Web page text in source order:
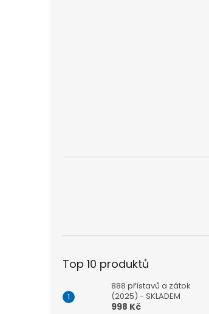
Top 10 produktů
888 přístavů a zátok
(2025) - SKLADEM
998 Kč